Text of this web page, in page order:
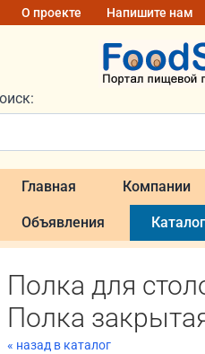
О проекте Напишите нам
Главная Компании
Объявления Каталог
Полка для
Полка
« назад в каталог